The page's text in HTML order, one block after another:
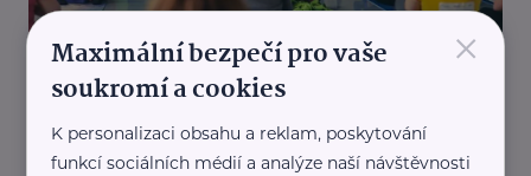
sklerózou
Cvičení, sport Dobročinnost Aktivity Podpora a pomoc
×
Maximální bezpečí pro vaše
soukromí a cookies
K personalizaci obsahu a reklam, poskytování
funkcí sociálních médií a analýze naší návštěvnosti